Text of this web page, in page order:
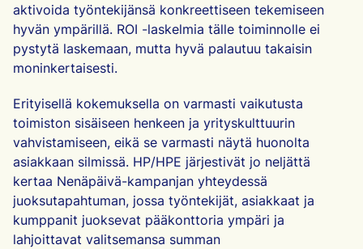
aktivoida työntekijänsä konkreettiseen tekemiseen
hyvän ympärillä. ROI -laskelmia tälle toiminnolle ei
pystytä laskemaan, mutta hyvä palautuu takaisin
moninkertaisesti.
Erityisellä kokemuksella on varmasti vaikutusta
toimiston sisäiseen henkeen ja yrityskulttuurin
vahvistamiseen, eikä se varmasti näytä huonolta
asiakkaan silmissä. HP/HPE järjestivät jo neljättä
kertaa Nenäpäivä-kampanjan yhteydessä
juoksutapahtuman, jossa työntekijät, asiakkaat ja
kumppanit juoksevat pääkonttoria ympäri ja
lahjoittavat valitsemansa summan